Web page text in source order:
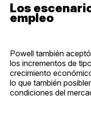
Los
empleo
Powell también
los incrementos de
crecimiento
lo que también
condiciones del